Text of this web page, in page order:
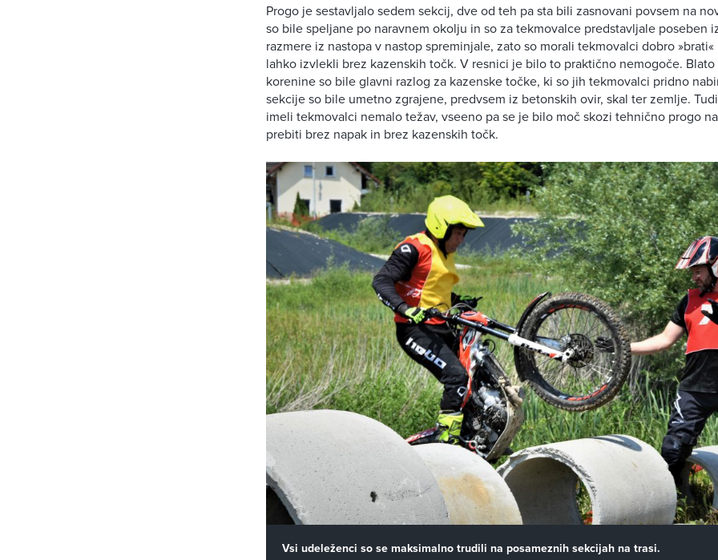
Progo je sestavljalo sedem sekcij, dve od teh pa sta bili zasnovani povsem na
so bile speljane po naravnem okolju in so za tekmovalce predstavljale poseben
razmere iz nastopa v nastop spreminjale, zato so morali tekmovalci dobro »brati«
lahko izvlekli brez kazenskih točk. V resnici je bilo to praktično nemogoče.
korenine so bile glavni razlog za kazenske točke, ki so jih tekmovalci pridno
sekcije so bile umetno zgrajene, predvsem iz betonskih ovir, skal ter zemlje.
imeli tekmovalci nemalo težav, vseeno pa se je bilo moč skozi tehnično progo
prebiti brez napak in brez kazenskih točk.
Vsi udeleženci so se maksimalno trudili na posameznih sekcijah na trasi.